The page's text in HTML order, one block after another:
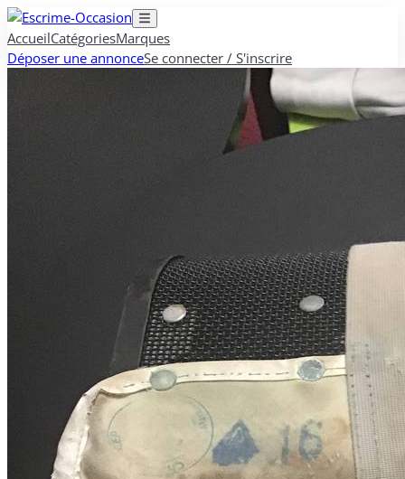
AccueilCatégoriesMarques
Déposer une annonceSe connecter / S'inscrire